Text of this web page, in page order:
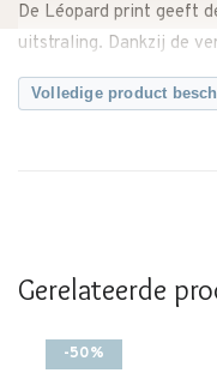
De Léopard print geeft
uitstraling. Dankzij de
groeit de pet mee en zit
beschermt tegen de zon
Twijfel je over de maat?
Kenmerken:
Volledige product
Gerelateerde
-50%